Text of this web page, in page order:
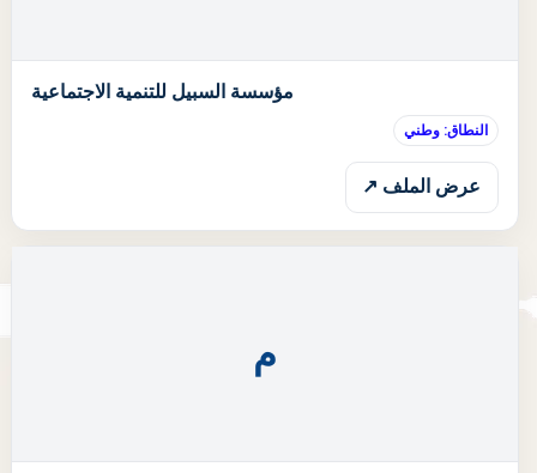
مؤسسة السبيل للتنمية الاجتماعية
النطاق: وطني
عرض الملف ↗
م